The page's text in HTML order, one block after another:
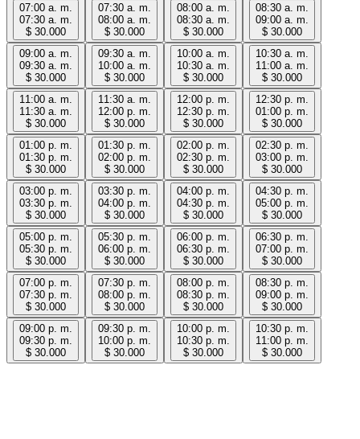
07:00 a. m.
07:30 a. m.
$ 30.000
07:30 a. m.
08:00 a. m.
$ 30.000
08:00 a. m.
08:30 a. m.
$ 30.000
08:30 a. m.
09:00 a. m.
$ 30.000
09:00 a. m.
09:30 a. m.
$ 30.000
09:30 a. m.
10:00 a. m.
$ 30.000
10:00 a. m.
10:30 a. m.
$ 30.000
10:30 a. m.
11:00 a. m.
$ 30.000
11:00 a. m.
11:30 a. m.
$ 30.000
11:30 a. m.
12:00 p. m.
$ 30.000
12:00 p. m.
12:30 p. m.
$ 30.000
12:30 p. m.
01:00 p. m.
$ 30.000
01:00 p. m.
01:30 p. m.
$ 30.000
01:30 p. m.
02:00 p. m.
$ 30.000
02:00 p. m.
02:30 p. m.
$ 30.000
02:30 p. m.
03:00 p. m.
$ 30.000
03:00 p. m.
03:30 p. m.
$ 30.000
03:30 p. m.
04:00 p. m.
$ 30.000
04:00 p. m.
04:30 p. m.
$ 30.000
04:30 p. m.
05:00 p. m.
$ 30.000
05:00 p. m.
05:30 p. m.
$ 30.000
05:30 p. m.
06:00 p. m.
$ 30.000
06:00 p. m.
06:30 p. m.
$ 30.000
06:30 p. m.
07:00 p. m.
$ 30.000
07:00 p. m.
07:30 p. m.
$ 30.000
07:30 p. m.
08:00 p. m.
$ 30.000
08:00 p. m.
08:30 p. m.
$ 30.000
08:30 p. m.
09:00 p. m.
$ 30.000
09:00 p. m.
09:30 p. m.
$ 30.000
09:30 p. m.
10:00 p. m.
$ 30.000
10:00 p. m.
10:30 p. m.
$ 30.000
10:30 p. m.
11:00 p. m.
$ 30.000